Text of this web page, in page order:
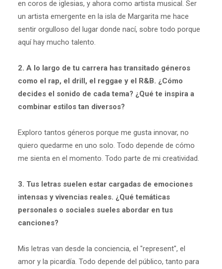
en coros de iglesias, y ahora como artista musical. Ser
un artista emergente en la isla de Margarita me hace
sentir orgulloso del lugar donde nací, sobre todo porque
aquí hay mucho talento.
2. A lo largo de tu carrera has transitado géneros
como el rap, el drill, el reggae y el R&B. ¿Cómo
decides el sonido de cada tema? ¿Qué te inspira a
combinar estilos tan diversos?
Exploro tantos géneros porque me gusta innovar, no
quiero quedarme en uno solo. Todo depende de cómo
me sienta en el momento. Todo parte de mi creatividad.
3. Tus letras suelen estar cargadas de emociones
intensas y vivencias reales. ¿Qué temáticas
personales o sociales sueles abordar en tus
canciones?
Mis letras van desde la conciencia, el "represent", el
amor y la picardía. Todo depende del público, tanto para